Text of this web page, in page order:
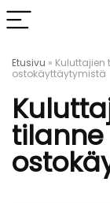
Etusivu »
ostokäyttäytymistä